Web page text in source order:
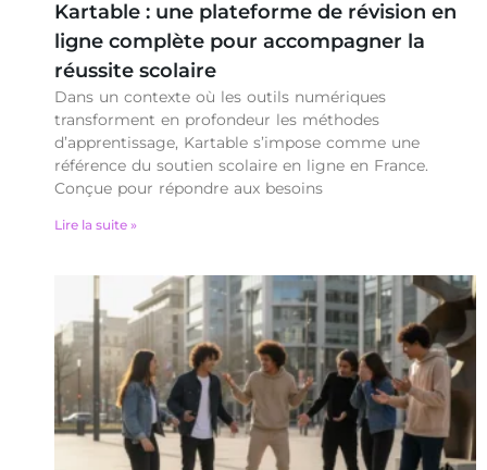
Kartable : une plateforme de révision en
ligne complète pour accompagner la
réussite scolaire
Dans un contexte où les outils numériques
transforment en profondeur les méthodes
d’apprentissage, Kartable s’impose comme une
référence du soutien scolaire en ligne en France.
Conçue pour répondre aux besoins
Lire la suite »